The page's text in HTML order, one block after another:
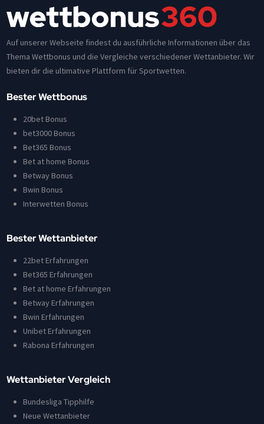
Auf unserer Webseite findest du ausführliche Informationen über das
Thema Wettbonus und die Vergleiche verschiedener Wettanbieter. Wir
bieten dir die ultimative Plattform für Sportwetten.
Bester Wettbonus
20bet Bonus
bet3000 Bonus
Bet365 Bonus
Bet at home Bonus
Betway Bonus
Bwin Bonus
Interwetten Bonus
Bester Wettanbieter
22bet Erfahrungen
Bet365 Erfahrungen
Bet at home Erfahrungen
Betway Erfahrungen
Bwin Erfahrungen
Unibet Erfahrungen
Rabona Erfahrungen
Wettanbieter Vergleich
Bundesliga Tipphilfe
Neue Wettanbieter